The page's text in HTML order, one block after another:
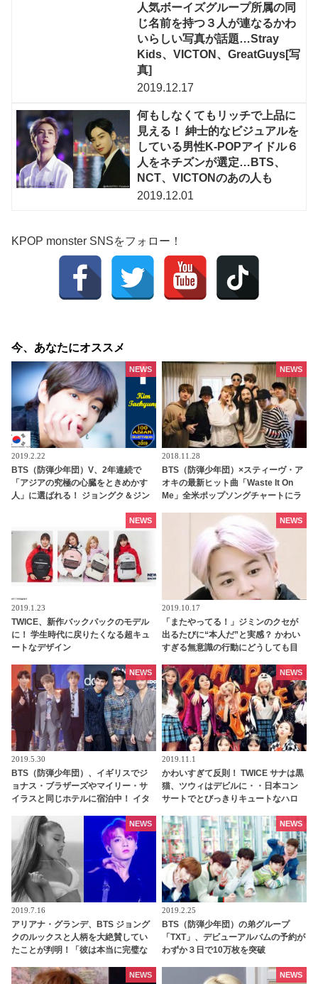
人気ボーイズグループ所属の同
じ名前を持つ３人が連なるかわ
いらしい写真が話題…Stray
Kids、VICTON、GreatGuys[写
真]
2019.12.17
何もしなくてもリッチで上品に
見える！ 紳士的なビジュアルを
している男性K-POPアイドル６
人をネチズンが選定…BTS、
NCT、VICTONのあの人も
2019.12.01
KPOP monster SNSをフォロー！
今、あなたにオススメ
2019.2.22
BTS（防弾少年団）V、2年連続で
「アジアの究極の心臓をときめかす
人」に選ばれる！ ジョングク＆ジン
NEWS
2018.11.28
BTS（防弾少年団）×スティーヴ・ア
オキの最新ヒット曲「Waste It On
Me」全米ポップソングチャートにラ
NEWS
2019.1.23
TWICE、新作バックパックのモデル
に！ 学生時代に戻りたくなる超キュ
ートなデザイン
NEWS
2019.10.17
「またやってる！」ジミンのクセが
出るたびに“本人だ”と実感？ かわい
すぎる無意識の行動にどうしても目
NEWS
2019.5.30
BTS（防弾少年団）、イギリスでジ
ョナス・ブラザーズやマイリー・サ
イラスと同じホテルに宿泊中！ イタ
れ・・？
NEWS
2019.11.1
かわいすぎて反則！ TWICE サナは黒
猫、ツウィはデビルに・・日本コン
サートでとびっきりキュートなハロ
NEWS
2019.7.16
アリアナ・グランデ、BTS ジョング
クのルックスと人柄を大絶賛してい
たことが判明！「彼は本当に完璧な
にファンは脱帽「彼は世界の歌姫ま
NEWS
2019.2.25
BTS（防弾少年団）の弟グループ
「TXT」、デビューアルバムの予約が
わずか３日で10万枚を突破
NEWS
NEWS NEWS